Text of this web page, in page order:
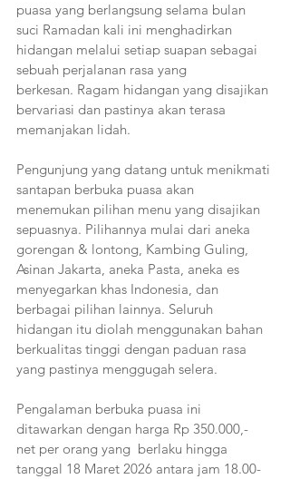
puasa yang berlangsung selama bulan
suci Ramadan kali ini menghadirkan
hidangan melalui setiap suapan sebagai
sebuah perjalanan rasa yang
berkesan. Ragam hidangan yang disajikan
bervariasi dan pastinya akan terasa
memanjakan lidah.
Pengunjung yang datang untuk menikmati
santapan berbuka puasa akan
menemukan pilihan menu yang disajikan
sepuasnya. Pilihannya mulai dari aneka
gorengan & lontong, Kambing Guling,
Asinan Jakarta, aneka Pasta, aneka es
menyegarkan khas Indonesia, dan
berbagai pilihan lainnya. Seluruh
hidangan itu diolah menggunakan bahan
berkualitas tinggi dengan paduan rasa
yang pastinya menggugah selera.
Pengalaman berbuka puasa ini
ditawarkan dengan harga Rp 350.000,-
net per orang yang  berlaku hingga
tanggal 18 Maret 2026 antara jam 18.00-